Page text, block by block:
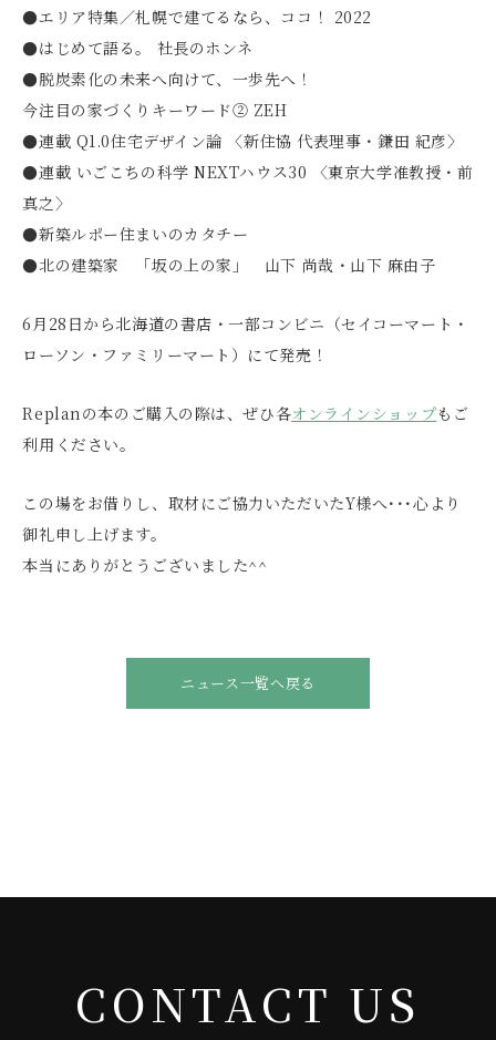
●エリア特集／札幌で建てるなら、ココ！ 2022
●はじめて語る。 社長のホンネ
●脱炭素化の未来へ向けて、一歩先へ！
今注目の家づくりキーワード② ZEH
●連載 Q1.0住宅デザイン論 〈新住協 代表理事・鎌田 紀彦〉
●連載 いごこちの科学 NEXTハウス30 〈東京大学准教授・前
真之〉
●新築ルポー住まいのカタチー
●北の建築家 「坂の上の家」 山下 尚哉・山下 麻由子
6月28日から北海道の書店・一部コンビニ（セイコーマート・
ローソン・ファミリーマート）にて発売！
Replanの本のご購入の際は、ぜひ各オンラインショップもご
利用ください。
この場をお借りし、取材にご協力いただいたY様へ･･･心より
御礼申し上げます。
本当にありがとうございました^^
ニュース一覧へ戻る
CONTACT US